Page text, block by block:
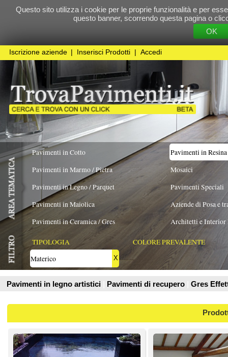
Questo sito utilizza i cookie per le proprie funzionalità e per essere sicuri che tu
questo banner, scorrendo questa pagina o cliccando
Cookie
Pavimenti in Cotto
Pavimenti in Marmo / Pietra
Pavimenti in Legno / Parquet
Pavimenti in Ceramica / Gres
Pavimenti in Resina
Pavimenti Speciali
Aziende di Posa e trattamento Pavimenti
Architetti e Interior Design
TIPOLOGIA
Materico
X
COLORE PREVALENTE
Pavimenti in legno artistici Pavimenti di recupero Gres Effetto Legno
Prodotti
Superiore resistenza rispetto ai
pavimenti in resina epossidica.
Resistenza all'umidità di ...
Rivestimento continuo ad effetto
cemento da applicare in opera a basso
spessore (2/3 mm.). trattasi ...